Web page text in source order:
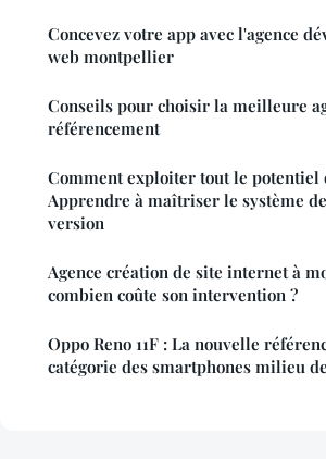
Concevez votre app avec l'agence
web montpellier
Conseils pour choisir la meilleure
référencement
Comment exploiter tout le potentiel
Apprendre à maîtriser le système
version
Agence création de site internet à
combien coûte son intervention ?
Oppo Reno 11F : La nouvelle
catégorie des smartphones milieu